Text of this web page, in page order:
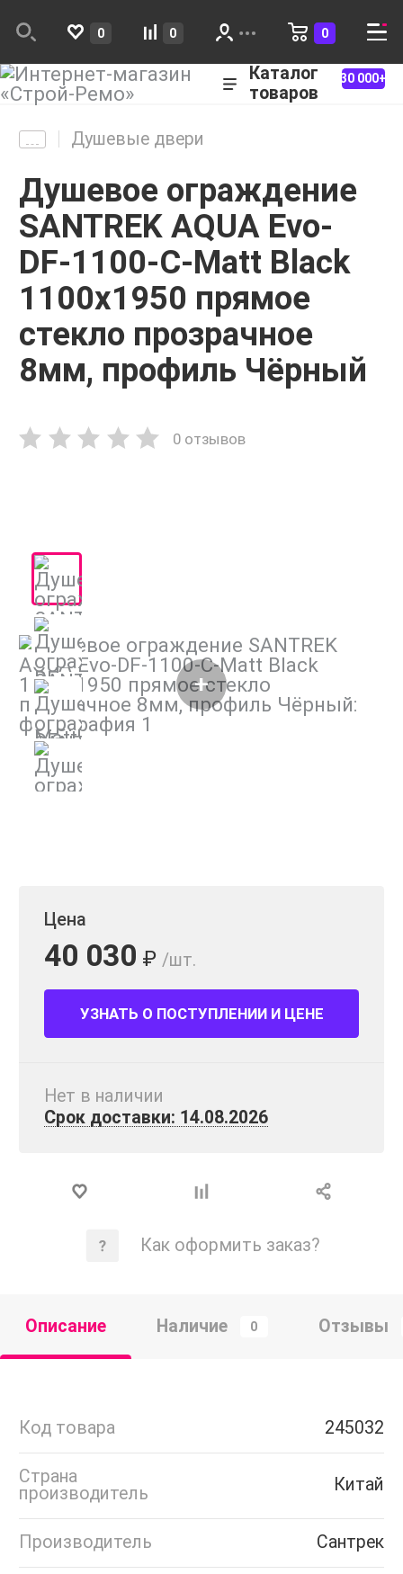
0 0 0
Каталог
товаров
30 000+
Душевые двери
Душевое ограждение
SANTREK AQUA Evo-
DF-1100-C-Matt Black
1100х1950 прямое
стекло прозрачное
8мм, профиль Чёрный
0 отзывов
Цена
40 030 ₽ /шт.
УЗНАТЬ О ПОСТУПЛЕНИИ И ЦЕНЕ
Нет в наличии
Срок доставки: 14.08.2026
Как оформить заказ?
Описание Наличие 0 Отзывы
Код товара 245032
Страна
производитель
Китай
Производитель Сантрек